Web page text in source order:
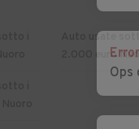
Auto usate
2.000 euroError
Ops